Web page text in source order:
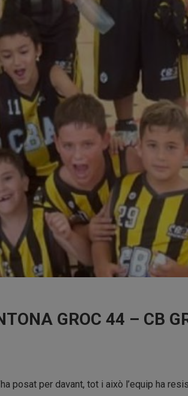
GROC 44 – CB
posat per davant, tot i això l’equip ha